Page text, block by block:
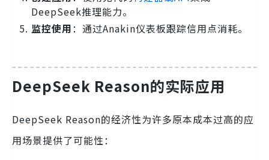
DeepSeek推理能力。
监控使用：通过Anakin仪表板跟踪信用点消耗。
DeepSeek Reason的实际应用
DeepSeek Reason的经济性为许多原本成本过高的应
用场景提供了可能性：